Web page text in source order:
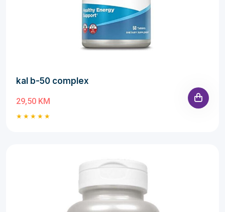
kal b-50 complex
29,50 KM